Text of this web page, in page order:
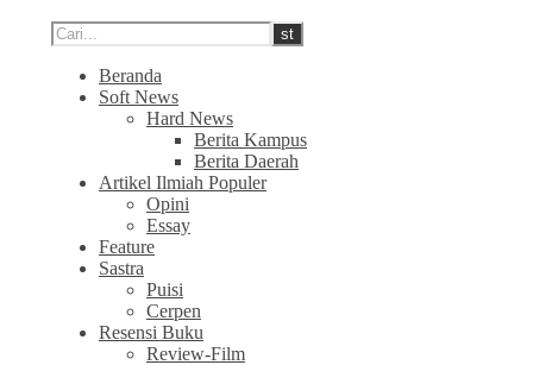
Beranda
Soft News
Hard News
Berita Kampus
Berita Daerah
Artikel Ilmiah Populer
Opini
Essay
Feature
Sastra
Puisi
Cerpen
Resensi Buku
Review-Film